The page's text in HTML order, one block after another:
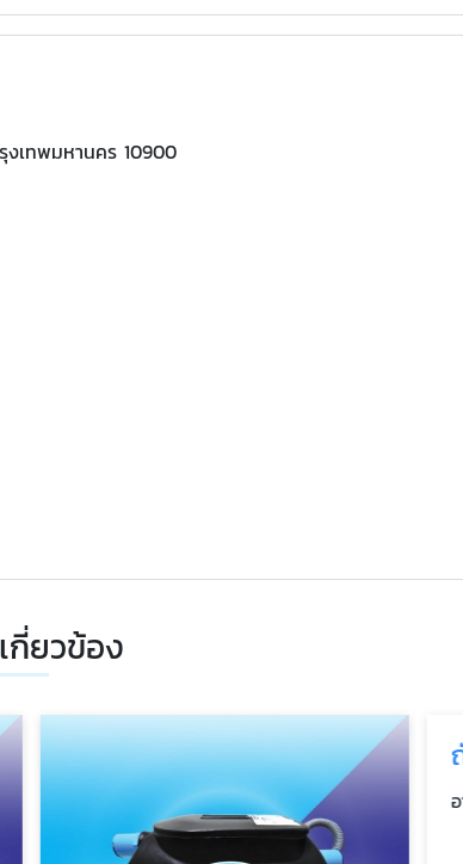
งเทพมหานคร 10900
กี่ยวข้อง